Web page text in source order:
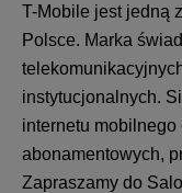
T-Mobile jest jedną
Polsce. Marka
instytucjonalnych.
internetu
abonamentowych,
Zapraszamy do